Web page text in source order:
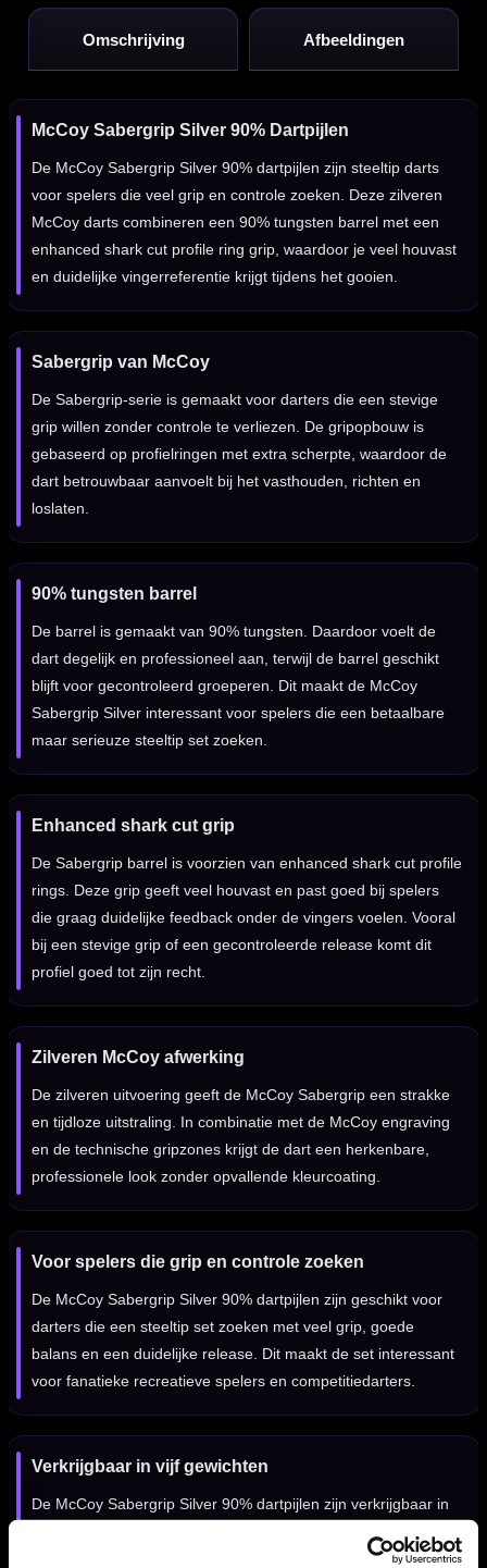
Omschrijving Afbeeldingen
McCoy Sabergrip Silver 90% Dartpijlen
De McCoy Sabergrip Silver 90% dartpijlen zijn steeltip darts
voor spelers die veel grip en controle zoeken. Deze zilveren
McCoy darts combineren een 90% tungsten barrel met een
enhanced shark cut profile ring grip, waardoor je veel houvast
en duidelijke vingerreferentie krijgt tijdens het gooien.
Sabergrip van McCoy
De Sabergrip-serie is gemaakt voor darters die een stevige
grip willen zonder controle te verliezen. De gripopbouw is
gebaseerd op profielringen met extra scherpte, waardoor de
dart betrouwbaar aanvoelt bij het vasthouden, richten en
loslaten.
90% tungsten barrel
De barrel is gemaakt van 90% tungsten. Daardoor voelt de
dart degelijk en professioneel aan, terwijl de barrel geschikt
blijft voor gecontroleerd groeperen. Dit maakt de McCoy
Sabergrip Silver interessant voor spelers die een betaalbare
maar serieuze steeltip set zoeken.
Enhanced shark cut grip
De Sabergrip barrel is voorzien van enhanced shark cut profile
rings. Deze grip geeft veel houvast en past goed bij spelers
die graag duidelijke feedback onder de vingers voelen. Vooral
bij een stevige grip of een gecontroleerde release komt dit
profiel goed tot zijn recht.
Zilveren McCoy afwerking
De zilveren uitvoering geeft de McCoy Sabergrip een strakke
en tijdloze uitstraling. In combinatie met de McCoy engraving
en de technische gripzones krijgt de dart een herkenbare,
professionele look zonder opvallende kleurcoating.
Voor spelers die grip en controle zoeken
De McCoy Sabergrip Silver 90% dartpijlen zijn geschikt voor
darters die een steeltip set zoeken met veel grip, goede
balans en een duidelijke release. Dit maakt de set interessant
voor fanatieke recreatieve spelers en competitiedarters.
Verkrijgbaar in vijf gewichten
De McCoy Sabergrip Silver 90% dartpijlen zijn verkrijgbaar in
gripstijl kiezen voor een lichter, sneller gevoel of juist een